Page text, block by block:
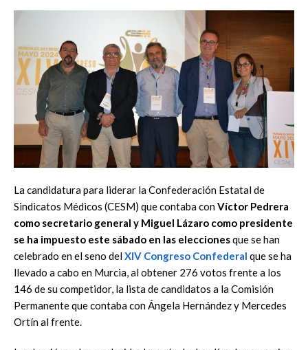
La candidatura para liderar la Confederación Estatal de
Sindicatos Médicos (CESM) que contaba conVíctor Pedrera
como secretario general y Miguel Lázaro como presidente
se ha impuesto este sábado en las eleccionesque se han
celebrado en el seno delXIV Congreso Confederal que se ha
llevado a cabo en Murcia, al obtener 276 votos frente a los
146 de su competidor, la lista de candidatos a la Comisión
Permanente que contaba con Ángela Hernández y Mercedes
Ortín al frente.